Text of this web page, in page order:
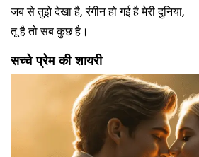
​जब से तुझे देखा है, रंगीन हो गई है मेरी दुनिया,
तू है तो सब कुछ है।​
सच्चे प्रेम की शायरी